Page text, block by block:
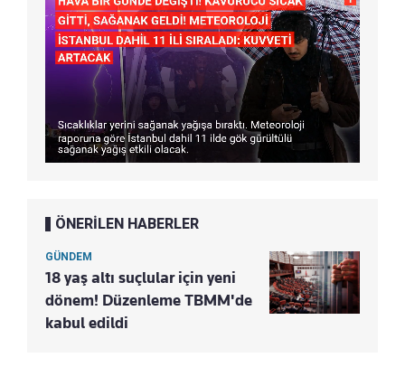
ÖNERİLEN HABERLER
GÜNDEM
18 yaş altı suçlular için yeni
dönem! Düzenleme TBMM'de
kabul edildi